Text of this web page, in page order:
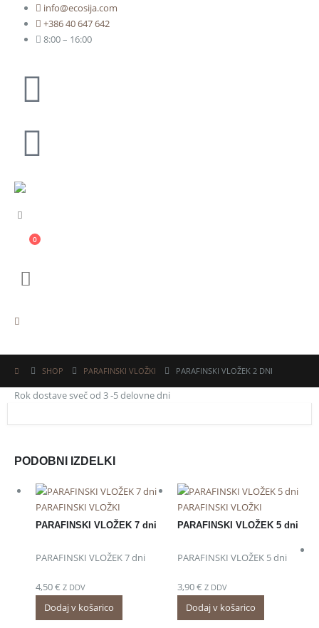
info@ecosija.com
+386 40 647 642
8:00 – 16:00
0
SHOP PARAFINSKI VLOŽKI PARAFINSKI VLOŽEK 2 DNI
Rok dostave sveč od 3 -5 delovne dni
PODOBNI IZDELKI
PARAFINSKI VLOŽKI
PARAFINSKI VLOŽEK 7 dni
PARAFINSKI VLOŽEK 7 dni
4,50€ Z DDV
Dodaj v košarico
PARAFINSKI VLOŽKI
PARAFINSKI VLOŽEK 5 dni
PARAFINSKI VLOŽEK 5 dni
3,90€ Z DDV
Dodaj v košarico